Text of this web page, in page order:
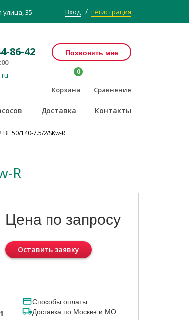
улица, 35 Вход / Регистрация
86-42 Позвонить мне
Корзина
0
Сравнение
Доставка Контакты
50/140-7.5/2/SKw-R
R
Цена по запросу
Оставить заявку
Способы оплаты
Доставка по Москве и МО